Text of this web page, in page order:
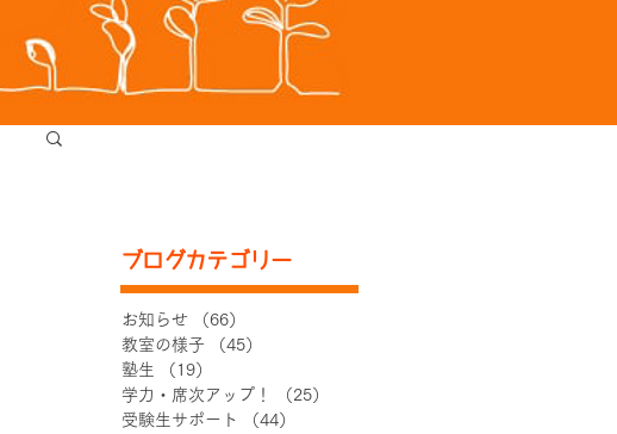
ブログカテゴリー
お知らせ （66）
教室の様子
（45）
塾生
（19）
学力・席次アップ！
（25）
受験生サポート
（44）